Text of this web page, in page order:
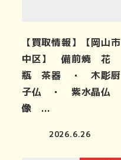
【買取情報】【岡山市
中区】 備前焼 花
瓶 茶器 ・ 木彫厨
子仏 ・ 紫水晶仏
像 …
2026.6.26